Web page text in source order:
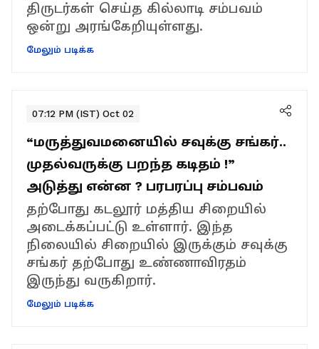
திருடர்கள் செய்த கில்லாடி சம்பவம்
ஒன்று அரங்கேறியுள்ளது.
மேலும் படிக்க
07:12 PM (IST) Oct 02
“மருத்துவமனையில் சவுக்கு சங்கர்..
முதல்வருக்கு பறந்த கடிதம் !”
அடுத்து என்ன ? பரபரப்பு சம்பவம்
தற்போது கடலூர் மத்திய சிறையில்
அடைக்கப்பட்டு உள்ளார். இந்த
நிலையில் சிறையில் இருக்கும் சவுக்கு
சங்கர் தற்போது உண்ணாவிரதம்
இருந்து வருகிறார்.
மேலும் படிக்க